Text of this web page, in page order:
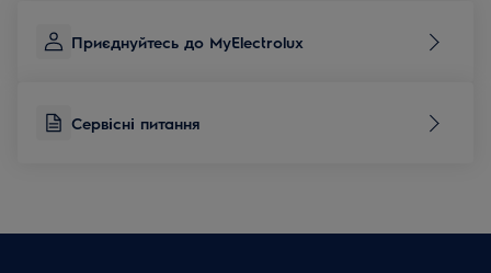
Приєднуйтесь до MyElectrolux
Сервісні питання